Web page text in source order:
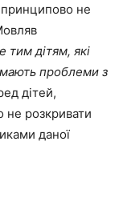
принципово не
тим дітям, які
проблеми з
дітей,
не розкривати
даної